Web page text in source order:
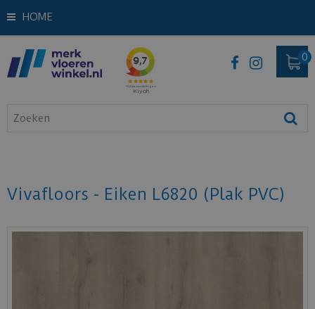
HOME
Vivafloors - Eiken L6820 (Plak PVC)